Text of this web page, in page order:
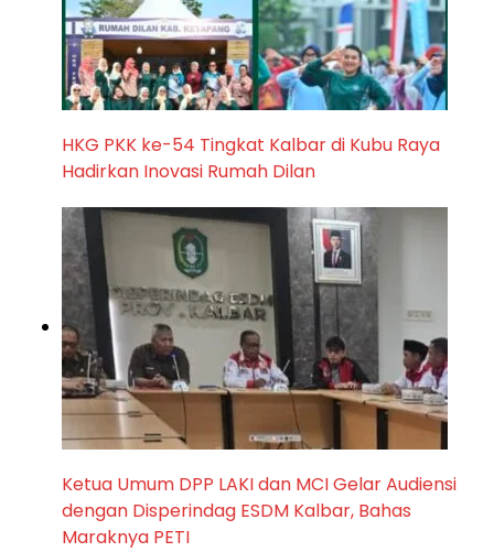
HKG PKK ke-54 Tingkat Kalbar di Kubu Raya
Hadirkan Inovasi Rumah Dilan
Ketua Umum DPP LAKI dan MCI Gelar Audiensi
dengan Disperindag ESDM Kalbar, Bahas
Maraknya PETI